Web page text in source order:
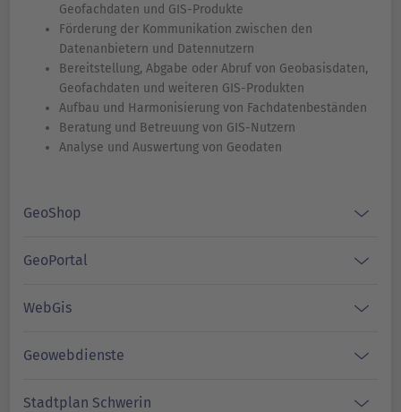
Geofachdaten und GIS-Produkte
Förderung der Kommunikation zwischen den
Datenanbietern und Datennutzern
Bereitstellung, Abgabe oder Abruf von Geobasisdaten,
Geofachdaten und weiteren GIS-Produkten
Aufbau und Harmonisierung von Fachdatenbeständen
Beratung und Betreuung von GIS-Nutzern
Analyse und Auswertung von Geodaten
GeoShop
GeoPortal
WebGis
Geowebdienste
Stadtplan Schwerin